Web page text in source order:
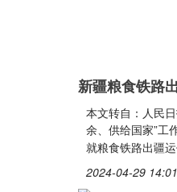
新疆粮食铁路
本文转自：人民
余、供给国家”工
就粮食铁路出疆
2024-04-29